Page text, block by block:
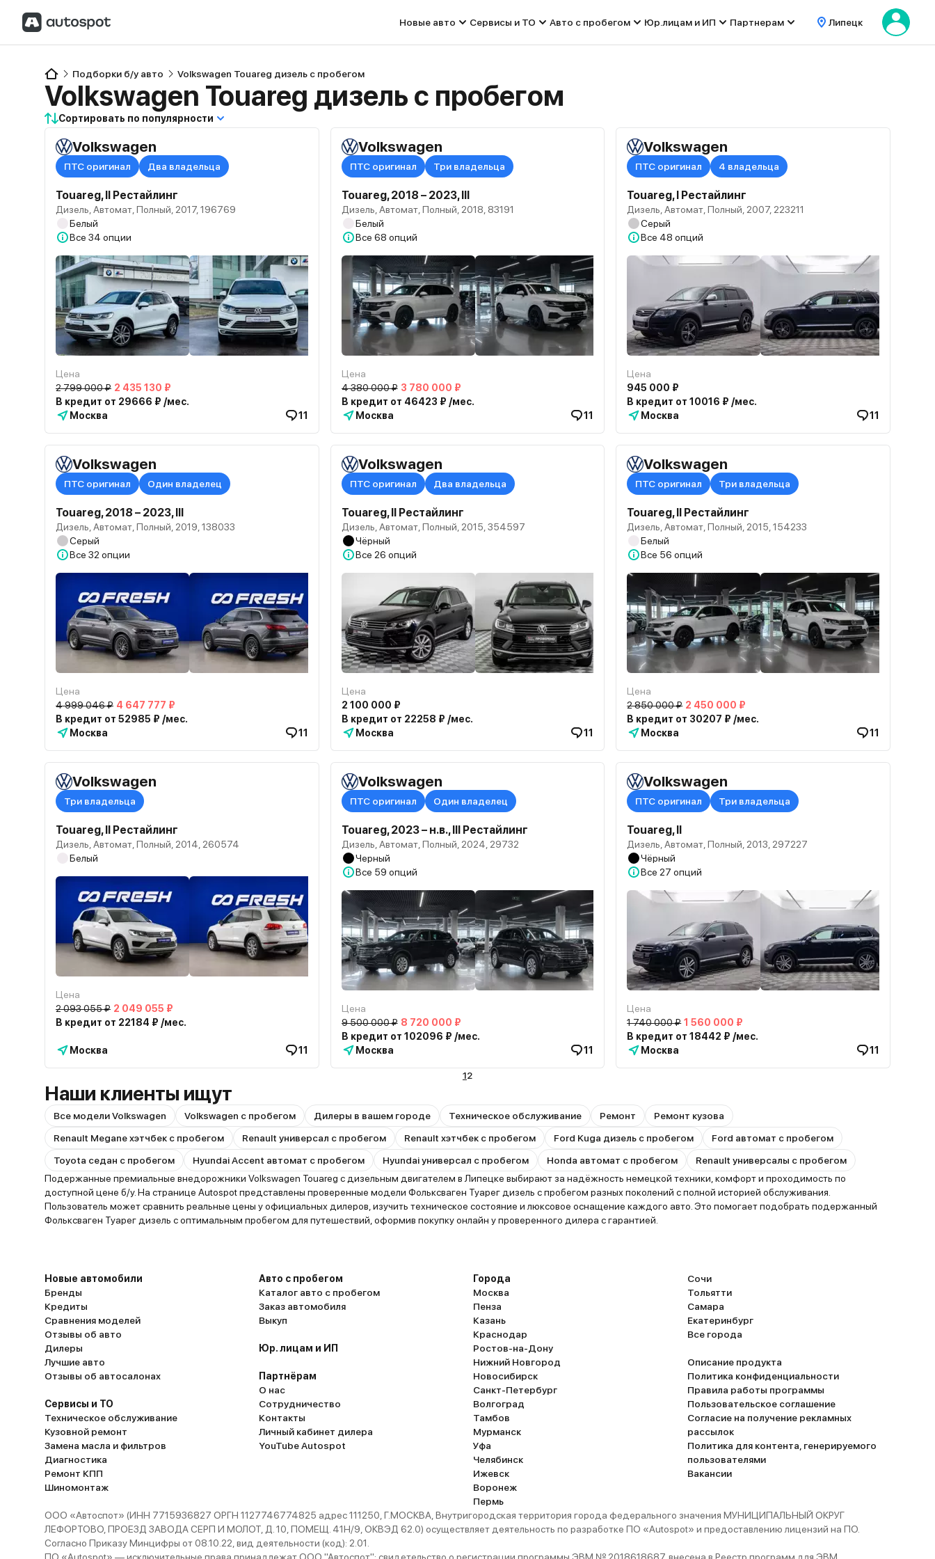
Новые авто Сервисы и ТО Авто с пробегом Юр.лицам и ИП Партнерам Липецк
Подборки б/у авто Volkswagen Touareg дизель с пробегом
Volkswagen Touareg дизель с пробегом
Сортировать по популярности
Volkswagen
ПТС оригинал Два владельца
Touareg, II Рестайлинг
Дизель, Автомат, Полный, 2017, 196769
Белый
Все 34 опции
Цена
2 799 000 ₽ 2 435 130 ₽
В кредит от 29666 ₽ /мес.
Москва
11
Volkswagen
ПТС оригинал Три владельца
Touareg, 2018 – 2023, III
Дизель, Автомат, Полный, 2018, 83191
Белый
Все 68 опций
Цена
4 380 000 ₽ 3 780 000 ₽
В кредит от 46423 ₽ /мес.
Москва
11
Volkswagen
ПТС оригинал 4 владельца
Touareg, I Рестайлинг
Дизель, Автомат, Полный, 2007, 223211
Серый
Все 48 опций
Цена
945 000 ₽
В кредит от 10016 ₽ /мес.
Москва
11
Volkswagen
ПТС оригинал Один владелец
Touareg, 2018 – 2023, III
Дизель, Автомат, Полный, 2019, 138033
Серый
Все 32 опции
Цена
4 999 046 ₽ 4 647 777 ₽
В кредит от 52985 ₽ /мес.
Москва
11
Volkswagen
ПТС оригинал Два владельца
Touareg, II Рестайлинг
Дизель, Автомат, Полный, 2015, 354597
Чёрный
Все 26 опций
Цена
2 100 000 ₽
В кредит от 22258 ₽ /мес.
Москва
11
Volkswagen
ПТС оригинал Три владельца
Touareg, II Рестайлинг
Дизель, Автомат, Полный, 2015, 154233
Белый
Все 56 опций
Цена
2 850 000 ₽ 2 450 000 ₽
В кредит от 30207 ₽ /мес.
Москва
11
Volkswagen
Три владельца
Touareg, II Рестайлинг
Дизель, Автомат, Полный, 2014, 260574
Белый
Цена
2 093 055 ₽ 2 049 055 ₽
В кредит от 22184 ₽ /мес.
Москва 11
Volkswagen
ПТС оригинал Один владелец
Touareg, 2023 – н.в., III Рестайлинг
Дизель, Автомат, Полный, 2024, 29732
Черный
Все 59 опций
Цена
9 500 000 ₽ 8 720 000 ₽
В кредит от 102096 ₽ /мес.
Москва
11
Volkswagen
ПТС оригинал Три владельца
Touareg, II
Дизель, Автомат, Полный, 2013, 297227
Чёрный
Все 27 опций
Цена
1 740 000 ₽ 1 560 000 ₽
В кредит от 18442 ₽ /мес.
Москва
11
12
Наши клиенты ищут
Все модели Volkswagen Volkswagen с пробегом Дилеры в вашем городе Техническое обслуживание Ремонт
Ремонт кузова
Renault Megane хэтчбек с пробегом
Renault универсал с пробегом Renault хэтчбек с пробегом Ford Kuga дизель с пробегом
Ford автомат с пробегом
Toyota седан с пробегом
Hyundai Accent автомат с пробегом Hyundai универсал с пробегом Honda автомат с пробегом
Renault универсалы с пробегом
Подержанные премиальные внедорожники Volkswagen Touareg с дизельным двигателем в Липецке выбирают за надёжность немецкой техники, комфорт и проходимость по
доступной цене б/у. На странице Autospot представлены проверенные модели Фольксваген Туарег дизель с пробегом разных поколений с полной историей обслуживания.
Пользователь может сравнить реальные цены у официальных дилеров, изучить техническое состояние и люксовое оснащение каждого авто. Это помогает подобрать подержанный
Фольксваген Туарег дизель с оптимальным пробегом для путешествий, оформив покупку онлайн у проверенного дилера с гарантией.
Новые автомобили
Бренды
Кредиты
Сравнения моделей
Отзывы об авто
Дилеры
Лучшие авто
Отзывы об автосалонах
Сервисы и ТО
Техническое обслуживание
Кузовной ремонт
Замена масла и фильтров
Диагностика
Ремонт КПП
Шиномонтаж
Авто с пробегом
Каталог авто с пробегом
Заказ автомобиля
Выкуп
Юр. лицам и ИП
Партнёрам
О нас
Сотрудничество
Контакты
Личный кабинет дилера
YouTube Autospot
Города
Москва
Пенза
Казань
Краснодар
Ростов-на-Дону
Нижний Новгород
Новосибирск
Санкт-Петербург
Волгоград
Тамбов
Мурманск
Уфа
Челябинск
Ижевск
Воронеж
Пермь
Сочи
Тольятти
Самара
Екатеринбург
Все города
Описание продукта
Политика конфиденциальности
Правила работы программы
Пользовательское соглашение
Согласие на получение рекламных
рассылок
Политика для контента, генерируемого
пользователями
Вакансии
ООО «Автоспот» (ИНН 7715936827 ОРГН 1127746774825 адрес 111250, Г.МОСКВА, Внутригородская территория города федерального значения МУНИЦИПАЛЬНЫЙ ОКРУГ
ЛЕФОРТОВО, ПРОЕЗД ЗАВОДА СЕРП И МОЛОТ, Д. 10, ПОМЕЩ. 41Н/9, ОКВЭД 62.0) осуществляет деятельность по разработке ПО «Autospot» и предоставлению лицензий на ПО.
Согласно Приказу Минцифры от 08.10.22, вид деятельности (код): 2.01.